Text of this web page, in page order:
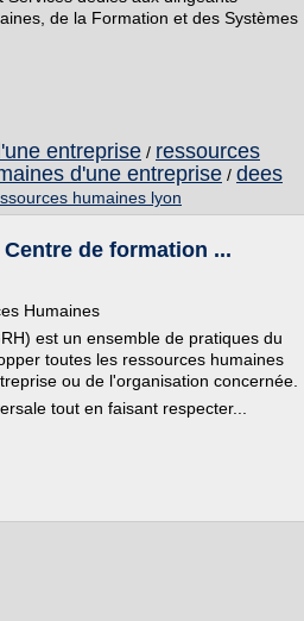
de la Formation et des Systèmes
entreprise / ressources
d'une entreprise / dees
humaines lyon
de formation ...
Humaines
est un ensemble de pratiques du
toutes les ressources humaines
ou de l'organisation concernée.
tout en faisant respecter...